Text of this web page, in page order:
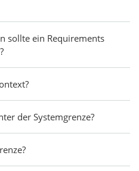
sollte ein Requirements
der Systemgrenze?